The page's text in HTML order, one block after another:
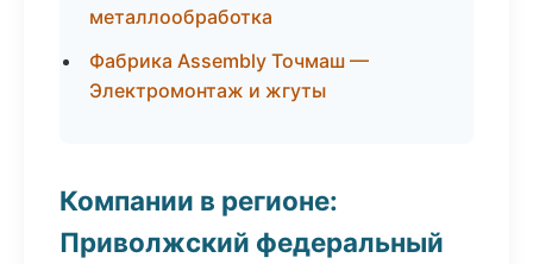
металлообработка
Фабрика Assembly Точмаш —
Электромонтаж и жгуты
Компании в регионе:
Приволжский федеральный